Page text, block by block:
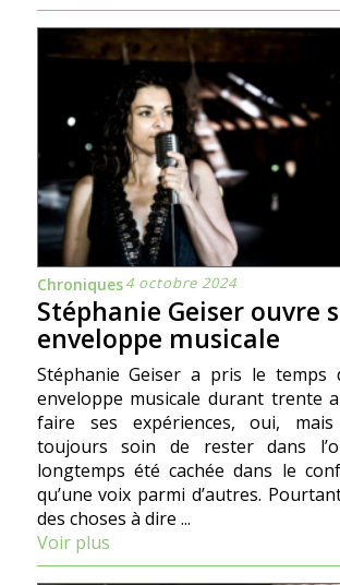
Chroniques4 octobre 2024
Stéphanie Geiser ouvre
enveloppe musicale
Stéphanie Geiser a pris le temps
enveloppe musicale durant trente
faire ses expériences, oui,
toujours soin de rester dans
longtemps été cachée dans le
qu’une voix parmi d’autres.
des choses à dire ...
Voir plus